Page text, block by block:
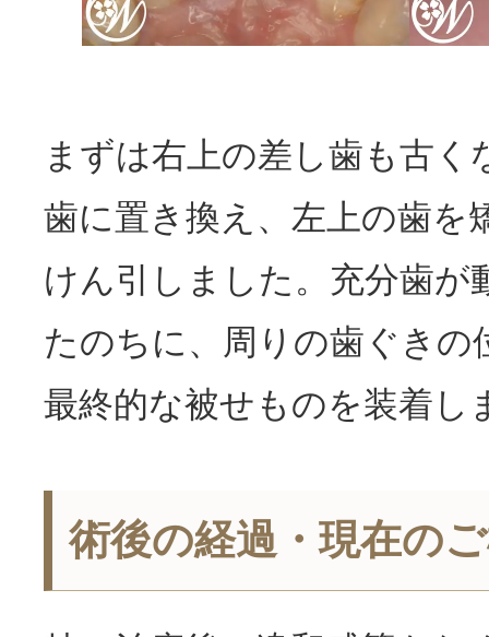
まずは右上の差し歯も古く
歯に置き換え、左上の歯を
けん引しました。充分歯が
たのちに、周りの歯ぐきの
最終的な被せものを装着し
術後の経過・現在の